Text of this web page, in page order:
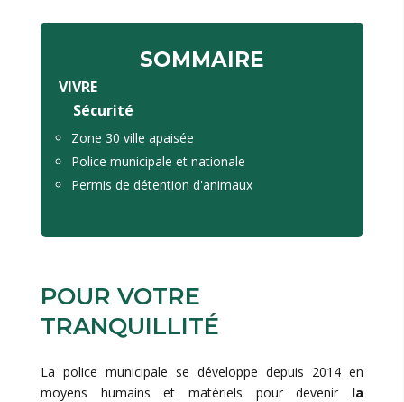
SOMMAIRE
VIVRE
Sécurité
Zone 30 ville apaisée
Police municipale et nationale
Permis de détention d'animaux
POUR VOTRE
TRANQUILLITÉ
La police municipale se développe depuis 2014 en
moyens humains et matériels pour devenir la